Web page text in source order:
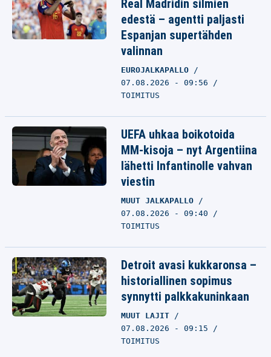
Real Madridin silmien
edestä – agentti paljasti
Espanjan supertähden
valinnan
EUROJALKAPALLO
07.08.2026 - 09:56
TOIMITUS
UEFA uhkaa boikotoida
MM-kisoja – nyt Argentiina
lähetti Infantinolle vahvan
viestin
MUUT JALKAPALLO
07.08.2026 - 09:40
TOIMITUS
Detroit avasi kukkaronsa –
historiallinen sopimus
synnytti palkkakuninkaan
MUUT LAJIT
07.08.2026 - 09:15
TOIMITUS